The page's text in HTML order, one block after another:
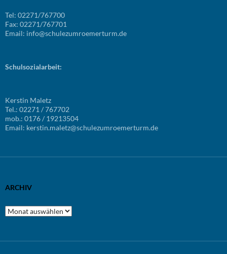
Tel: 02271/767700
Fax: 02271/767701
Email: info@schulezumroemerturm.de
Schulsozialarbeit:
Kerstin Maletz
Tel.: 02271 / 767702
mob.: 0176 / 19213504
Email: kerstin.maletz@schulezumroemerturm.de
ARCHIV
Archiv